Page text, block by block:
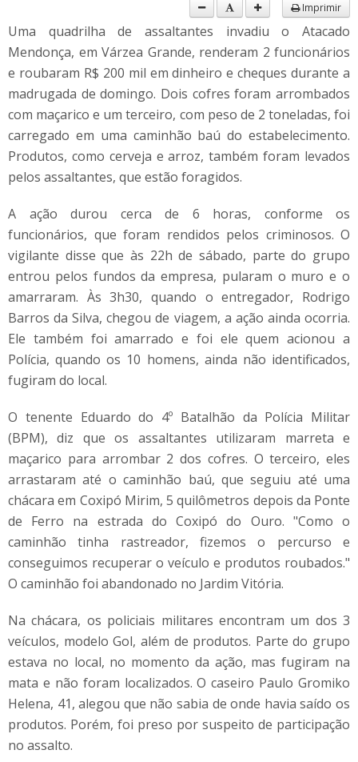
Imprimir
Uma quadrilha de assaltantes invadiu o Atacado
Mendonça, em Várzea Grande, renderam 2 funcionários
e roubaram R$ 200 mil em dinheiro e cheques durante a
madrugada de domingo. Dois cofres foram arrombados
com maçarico e um terceiro, com peso de 2 toneladas, foi
carregado em uma caminhão baú do estabelecimento.
Produtos, como cerveja e arroz, também foram levados
pelos assaltantes, que estão foragidos.
A ação durou cerca de 6 horas, conforme os
funcionários, que foram rendidos pelos criminosos. O
vigilante disse que às 22h de sábado, parte do grupo
entrou pelos fundos da empresa, pularam o muro e o
amarraram. Às 3h30, quando o entregador, Rodrigo
Barros da Silva, chegou de viagem, a ação ainda ocorria.
Ele também foi amarrado e foi ele quem acionou a
Polícia, quando os 10 homens, ainda não identificados,
fugiram do local.
O tenente Eduardo do 4º Batalhão da Polícia Militar
(BPM), diz que os assaltantes utilizaram marreta e
maçarico para arrombar 2 dos cofres. O terceiro, eles
arrastaram até o caminhão baú, que seguiu até uma
chácara em Coxipó Mirim, 5 quilômetros depois da Ponte
de Ferro na estrada do Coxipó do Ouro. "Como o
caminhão tinha rastreador, fizemos o percurso e
conseguimos recuperar o veículo e produtos roubados."
O caminhão foi abandonado no Jardim Vitória.
Na chácara, os policiais militares encontram um dos 3
veículos, modelo Gol, além de produtos. Parte do grupo
estava no local, no momento da ação, mas fugiram na
mata e não foram localizados. O caseiro Paulo Gromiko
Helena, 41, alegou que não sabia de onde havia saído os
produtos. Porém, foi preso por suspeito de participação
no assalto.